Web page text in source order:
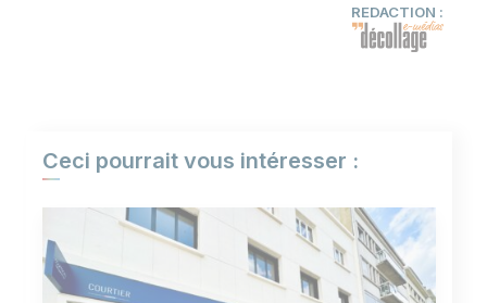
REDACTION :
Ceci pourrait vous intéresser :